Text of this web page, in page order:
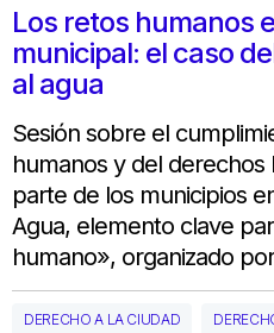
Los retos humanos
municipal: el caso
al agua
Sesión sobre el
humanos y del
parte de los municipios
Agua, elemento clave
humano», organizado
DERECHO A LA CIUDAD